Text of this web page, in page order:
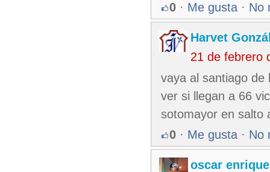
0 · Me gusta · No
Harvet
21 de febrero
vaya al santiago de
ver si llegan a 66
sotomayor en salto
0 · Me gusta · No
oscar enrique